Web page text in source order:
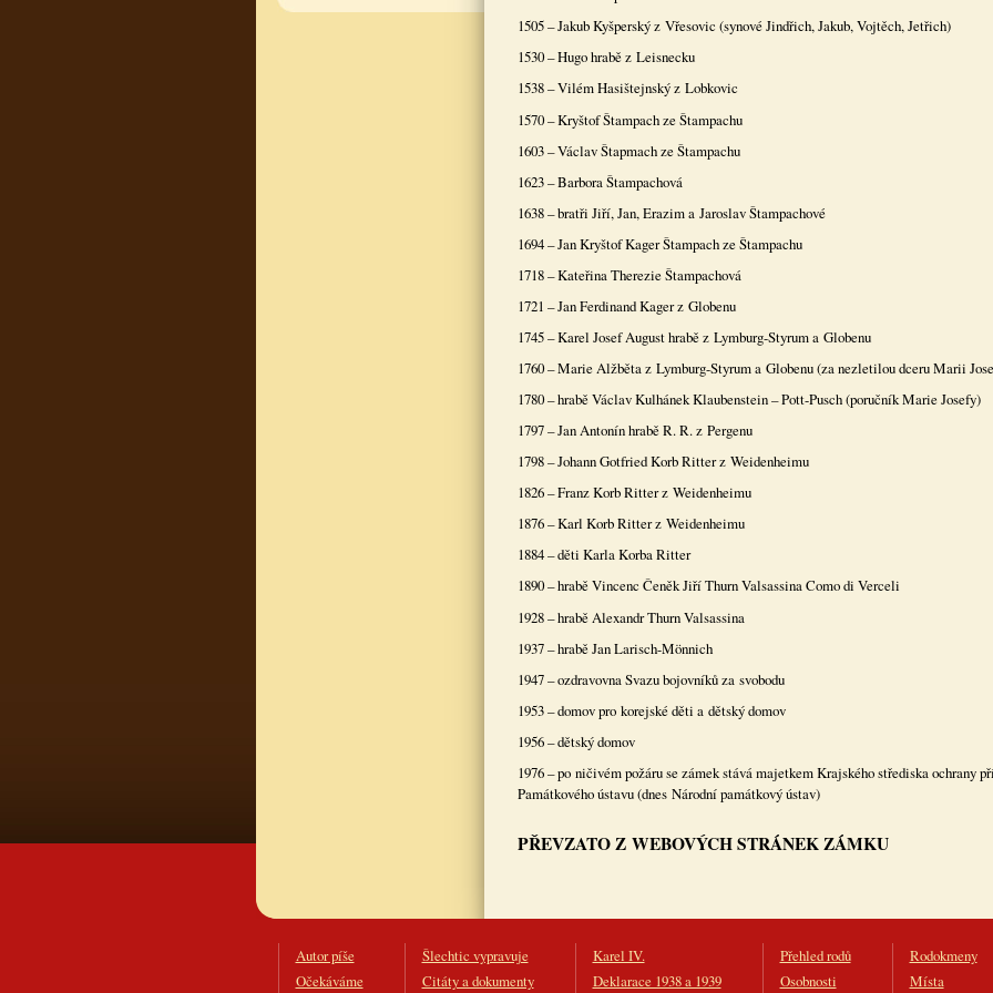
1505 – Jakub Kyšperský z Vřesovic (synové Jindřich, Jakub, Vojtěch, Jetřich)
1530 – Hugo hrabě z Leisnecku
1538 – Vilém Hasištejnský z Lobkovic
1570 – Kryštof Štampach ze Štampachu
1603 – Václav Štapmach ze Štampachu
1623 – Barbora Štampachová
1638 – bratři Jiří, Jan, Erazim a Jaroslav Štampachové
1694 – Jan Kryštof Kager Štampach ze Štampachu
1718 – Kateřina Therezie Štampachová
1721 – Jan Ferdinand Kager z Globenu
1745 – Karel Josef August hrabě z Lymburg-Styrum a Globenu
1760 – Marie Alžběta z Lymburg-Styrum a Globenu (za nezletilou dceru Marii
1780 – hrabě Václav Kulhánek Klaubenstein – Pott-Pusch (poručník Marie Josefy)
1797 – Jan Antonín hrabě R. R. z Pergenu
1798 – Johann Gotfried Korb Ritter z Weidenheimu
1826 – Franz Korb Ritter z Weidenheimu
1876 – Karl Korb Ritter z Weidenheimu
1884 – děti Karla Korba Ritter
1890 – hrabě Vincenc Čeněk Jiří Thurn Valsassina Como di Verceli
1928 – hrabě Alexandr Thurn Valsassina
1937 – hrabě Jan Larisch-Mönnich
1947 – ozdravovna Svazu bojovníků za svobodu
1953 – domov pro korejské děti a dětský domov
1956 – dětský domov
1976 – po ničivém požáru se zámek stává majetkem Krajského střediska ochrany
Památkového ústavu (dnes Národní památkový ústav)
PŘEVZATO Z WEBOVÝCH STRÁNEK ZÁMKU
Autor píše
Očekáváme
Šlechtic vypravuje
Citáty a dokumenty
Karel IV.
Deklarace 1938 a 1939
Přehled rodů
Osobnosti
Rodokmeny
Místa